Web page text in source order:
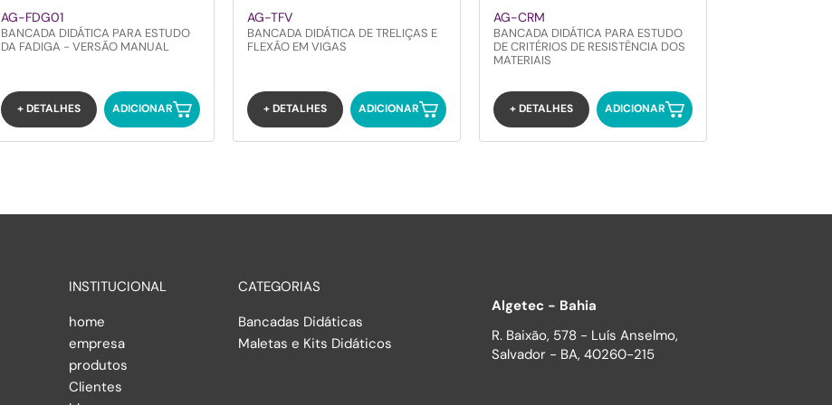
AG-FDG01
BANCADA DIDÁTICA PARA ESTUDO
DA FADIGA - VERSÃO MANUAL
+ DETALHES ADICIONAR
AG-TFV
BANCADA DIDÁTICA DE TRELIÇAS E
FLEXÃO EM VIGAS
+ DETALHES ADICIONAR
AG-CRM
BANCADA DIDÁTICA PARA ESTUDO
DE CRITÉRIOS DE RESISTÊNCIA DOS
MATERIAIS
+ DETALHES ADICIONAR
INSTITUCIONAL
home
empresa
produtos
Clientes
CATEGORIAS
Bancadas Didáticas
Maletas e Kits Didáticos
Algetec - Bahia
R. Baixão, 578 - Luís Anselmo,
Salvador - BA, 40260-215